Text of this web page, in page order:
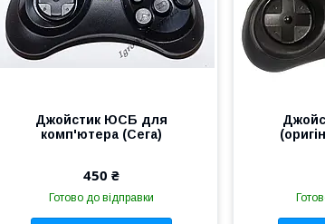
Джойстик ЮСБ для
комп'ютера (Сега)
450 ₴
Готово до відправки